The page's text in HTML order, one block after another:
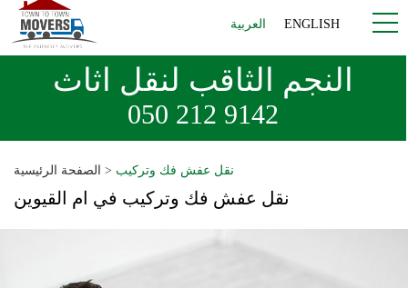
العربية ENGLISH
النجم الثاقب لنقل اثاث
050 212 9142
الصفحة الرئيسية > نقل عفش فك وتركيب
نقل عفش فك وتركيب في ام القيوين